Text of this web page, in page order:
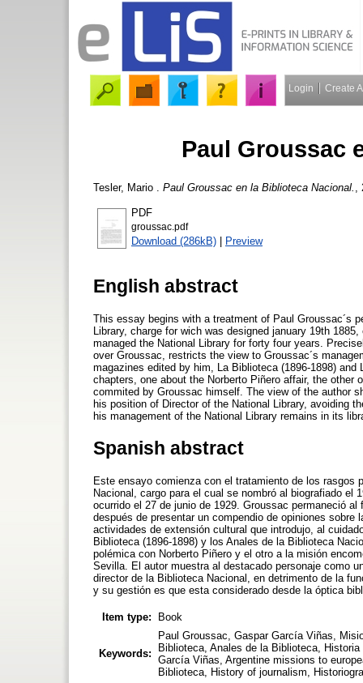
Login Create
Paul Groussac
Tesler, Mario Paul Groussac en la Biblioteca Nacional.
PDF
groussac.pdf
Download (286kB) | Preview
English abstract
This essay begins with a treatment of Paul Groussac´s
Library, charge for wich was designed january 19th
managed the National Library for forty four years.
over Groussac, restricts the view to Groussac´s
magazines edited by him, La Biblioteca (1896-1898)
chapters, one about the Norberto Piñero affair, the
commited by Groussac himself. The view of the author
his position of Director of the National Library, avoiding
his management of the National Library remains in its
Spanish abstract
Este ensayo comienza con el tratamiento de los rasgos
Nacional, cargo para el cual se nombró al biografiado
ocurrido el 27 de junio de 1929. Groussac permaneció
después de presentar un compendio de opiniones
actividades de extensión cultural que introdujo, al
Biblioteca (1896-1898) y los Anales de la Biblioteca
polémica con Norberto Piñero y el otro a la misión
Sevilla. El autor muestra al destacado personaje como
director de la Biblioteca Nacional, en detrimento de la
y su gestión es que esta considerado desde la óptica
Item type: Book
Keywords:
Paul Groussac, Gaspar García Viñas,
Biblioteca, Anales de la Biblioteca,
García Viñas, Argentine missions to
Biblioteca, History of journalism,